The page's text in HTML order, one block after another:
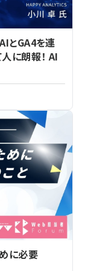
とGA4を連
に朗報！ AI
に必要